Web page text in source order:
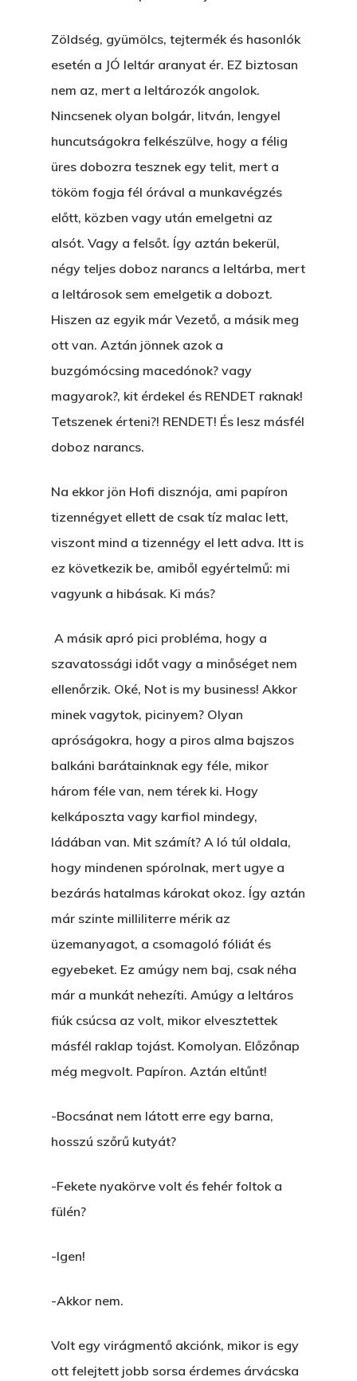
Zöldség, gyümölcs, tejtermék és hasonlók
esetén a JÓ leltár aranyat ér. EZ biztosan
nem az, mert a leltározók angolok.
Nincsenek olyan bolgár, litván, lengyel
huncutságokra felkészülve, hogy a félig
üres dobozra tesznek egy telit, mert a
tököm fogja fél órával a munkavégzés
előtt, közben vagy után emelgetni az
alsót. Vagy a felsőt. Így aztán bekerül,
négy teljes doboz narancs a leltárba, mert
a leltárosok sem emelgetik a dobozt.
Hiszen az egyik már Vezető, a másik meg
ott van. Aztán jönnek azok a
buzgómócsing macedónok? vagy
magyarok?, kit érdekel és RENDET raknak!
Tetszenek érteni?! RENDET! És lesz másfél
doboz narancs.
Na ekkor jön Hofi disznója, ami papíron
tizennégyet ellett de csak tíz malac lett,
viszont mind a tizennégy el lett adva. Itt is
ez következik be, amiből egyértelmű: mi
vagyunk a hibásak. Ki más?
A másik apró pici probléma, hogy a
szavatossági időt vagy a minőséget nem
ellenőrzik. Oké, Not is my business! Akkor
minek vagytok, picinyem? Olyan
apróságokra, hogy a piros alma bajszos
balkáni barátainknak egy féle, mikor
három féle van, nem térek ki. Hogy
kelkáposzta vagy karfiol mindegy,
ládában van. Mit számít? A ló túl oldala,
hogy mindenen spórolnak, mert ugye a
bezárás hatalmas károkat okoz. Így aztán
már szinte milliliterre mérik az
üzemanyagot, a csomagoló fóliát és
egyebeket. Ez amúgy nem baj, csak néha
már a munkát nehezíti. Amúgy a leltáros
fiúk csúcsa az volt, mikor elvesztettek
másfél raklap tojást. Komolyan. Előzőnap
még megvolt. Papíron. Aztán eltűnt!
-Bocsánat nem látott erre egy barna,
hosszú szőrű kutyát?
-Fekete nyakörve volt és fehér foltok a
fülén?
-Igen!
-Akkor nem.
Volt egy virágmentő akciónk, mikor is egy
ott felejtett jobb sorsa érdemes árvácska